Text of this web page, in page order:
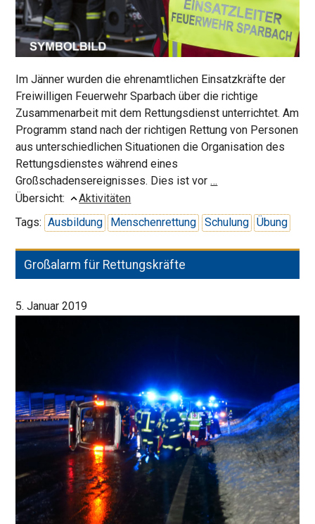
Im Jänner wurden die ehrenamtlichen Einsatzkräfte der
Freiwilligen Feuerwehr Sparbach über die richtige
Zusammenarbeit mit dem Rettungsdienst unterrichtet. Am
Programm stand nach der richtigen Rettung von Personen
aus unterschiedlichen Situationen die Organisation des
Rettungsdienstes während eines
Großschadensereignisses. Dies ist vor…
mit
dem
Rettungsdienst
Übersicht:
Aktivitäten
Tags: Ausbildung Menschenrettung Schulung Übung
Großalarm für Rettungskräfte
5. Januar 2019